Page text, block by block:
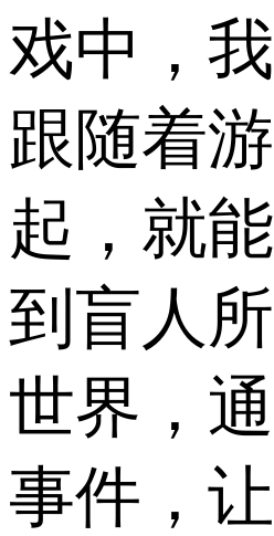
戏中，
跟随着
起，就
到盲人
世界，
事件，